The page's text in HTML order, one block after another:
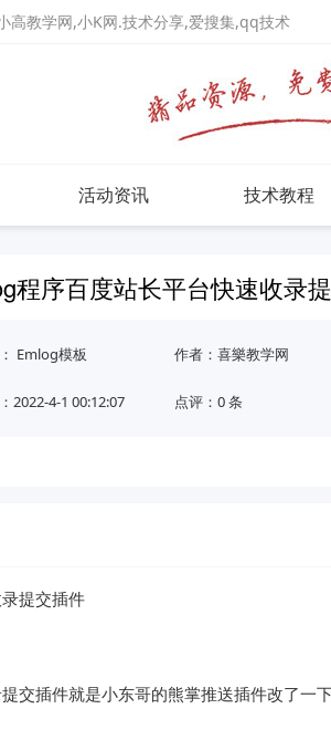
高教学网,小K网.技术分享,爱搜集,qq技术
活动资讯 技术教程
程序百度站长平台快速收录
Emlog模板 作者：喜樂教学网
2022-4-1 00:12:07 点评：0 条
提交插件
交插件就是小东哥的熊掌推送插件改了一